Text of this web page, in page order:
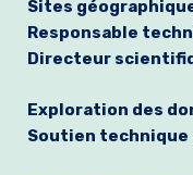
Sites
Responsable
Directeur
Exploration des
Soutien technique